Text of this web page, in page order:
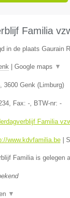
Familia
in de plaats Gaurain
| Google maps ▼
, 3600 Genk(Limburg)
, Fax: -, BTW-nr: -
Familia
www.kdvfamilia.be|
Familia is gelegen
▼